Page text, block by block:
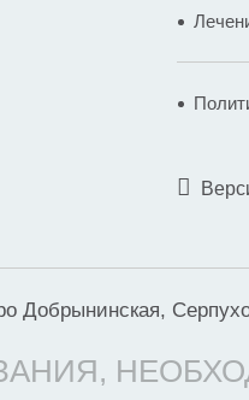
Добрынинская,